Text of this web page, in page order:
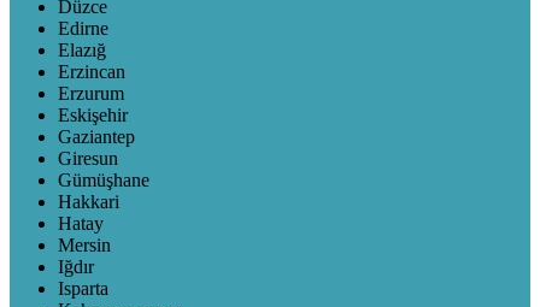
Düzce
Edirne
Elazığ
Erzincan
Erzurum
Eskişehir
Gaziantep
Giresun
Gümüşhane
Hakkari
Hatay
Mersin
Iğdır
Isparta